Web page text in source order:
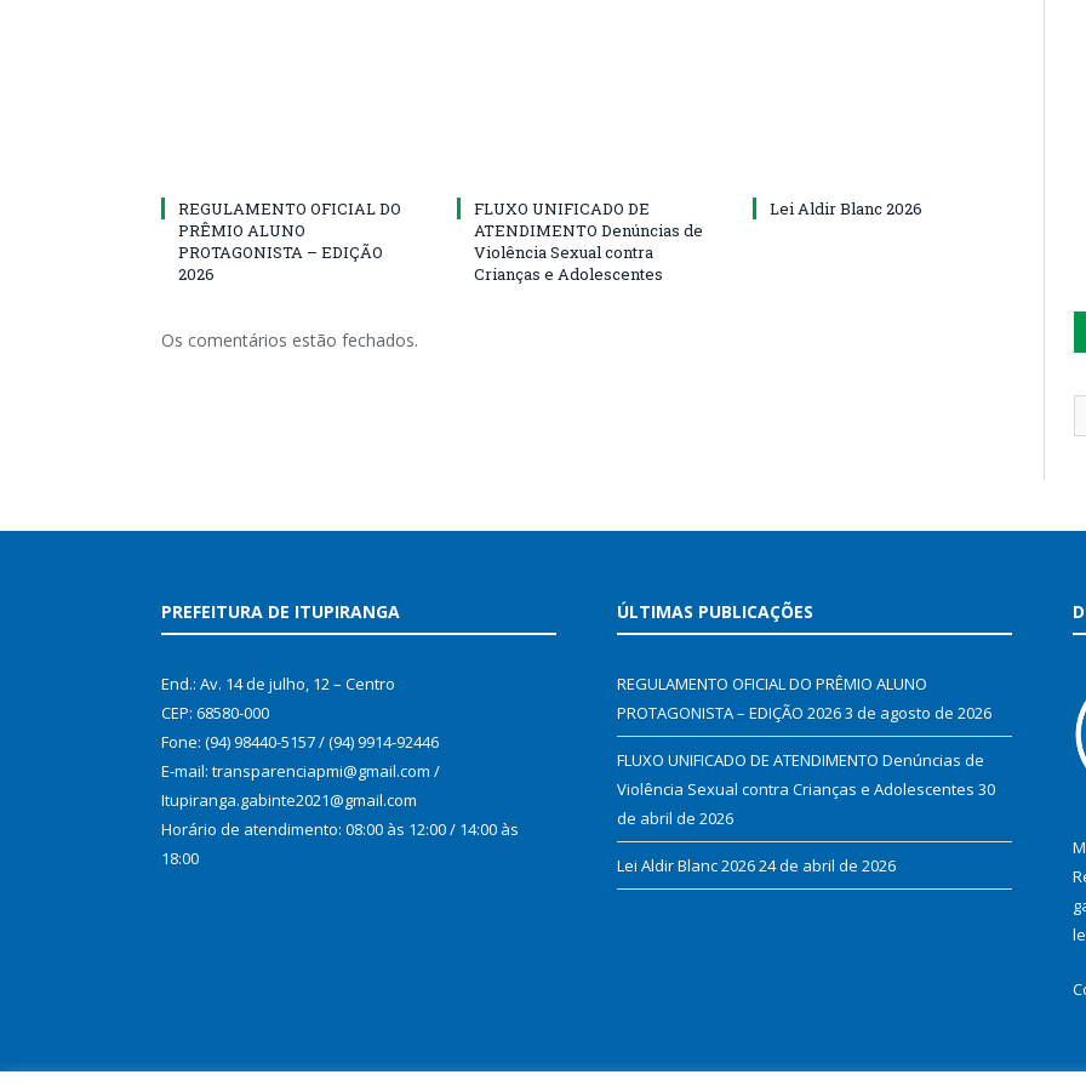
REGULAMENTO OFICIAL DO
PRÊMIO ALUNO
PROTAGONISTA – EDIÇÃO
2026
FLUXO UNIFICADO DE
ATENDIMENTO Denúncias de
Violência Sexual contra
Crianças e Adolescentes
Lei Aldir Blanc 2026
Os comentários estão fechados.
PREFEITURA DE ITUPIRANGA
End.: Av. 14 de julho, 12 – Centro
CEP: 68580-000
Fone: (94) 98440-5157 / (94) 9914-92446
E-mail: transparenciapmi@gmail.com /
Itupiranga.gabinte2021@gmail.com
Horário de atendimento: 08:00 às 12:00 / 14:00 às
18:00
ÚLTIMAS PUBLICAÇÕES
REGULAMENTO OFICIAL DO PRÊMIO ALUNO
PROTAGONISTA – EDIÇÃO 20263 de agosto de 2026
FLUXO UNIFICADO DE ATENDIMENTO Denúncias de
Violência Sexual contra Crianças e Adolescentes 30
de abril de 2026
Lei Aldir Blanc 202624 de abril de 2026